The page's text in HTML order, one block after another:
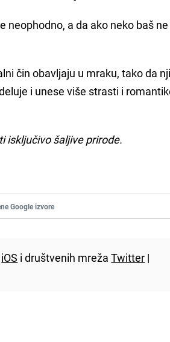
a da ako neko baš
čin obavljaju u mraku, tako da
i unese više strasti i
isključivo šaljive prirode.
Google izvore
iOS i društvenih mrežaTwitter |